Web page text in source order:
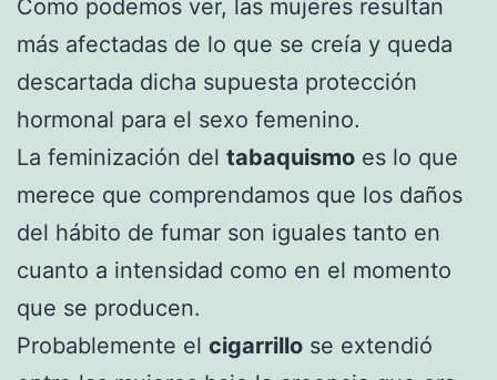
Como podemos ver, las mujeres resultan
más afectadas de lo que se creía y queda
descartada dicha supuesta protección
hormonal para el sexo femenino.
La feminización del tabaquismo es lo que
merece que comprendamos que los daños
del hábito de fumar son iguales tanto en
cuanto a intensidad como en el momento
que se producen.
Probablemente el cigarrillo se extendió